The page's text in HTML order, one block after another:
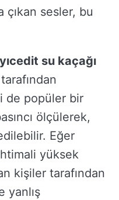
çıkan sesler, bu
su kaçağı
de popüler bir
ölçülerek,
Eğer
yüksek
kişiler tarafından
yanlış